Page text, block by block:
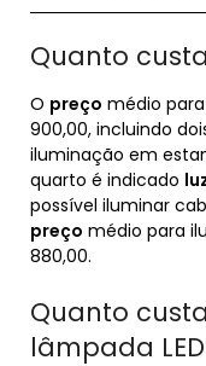
Quanto
O preço médio
900,00, incluindo
iluminação em
quarto é indicado
possível iluminar
preço médio para
880,00.
Quanto
lâmpada